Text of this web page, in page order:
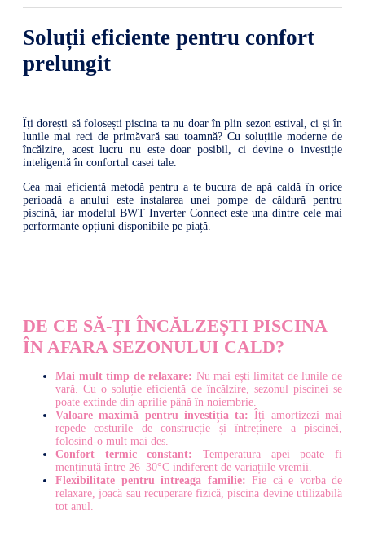
Soluții eficiente pentru confort
prelungit
Îți dorești să folosești piscina ta nu doar în plin sezon estival, ci și în
lunile mai reci de primăvară sau toamnă? Cu soluțiile moderne de
încălzire, acest lucru nu este doar posibil, ci devine o investiție
inteligentă în confortul casei tale.
Cea mai eficientă metodă pentru a te bucura de apă caldă în orice
perioadă a anului este instalarea unei pompe de căldură pentru
piscină, iar modelul BWT Inverter Connect este una dintre cele mai
performante opțiuni disponibile pe piață.
DE CE SĂ-ȚI ÎNCĂLZEȘTI PISCINA
ÎN AFARA SEZONULUI CALD?
Mai mult timp de relaxare: Nu mai ești limitat de lunile de
vară. Cu o soluție eficientă de încălzire, sezonul piscinei se
poate extinde din aprilie până în noiembrie.
Valoare maximă pentru investiția ta: Îți amortizezi mai
repede costurile de construcție și întreținere a piscinei,
folosind-o mult mai des.
Confort termic constant: Temperatura apei poate fi
menținută între 26–30°C indiferent de variațiile vremii.
Flexibilitate pentru întreaga familie: Fie că e vorba de
relaxare, joacă sau recuperare fizică, piscina devine utilizabilă
tot anul.